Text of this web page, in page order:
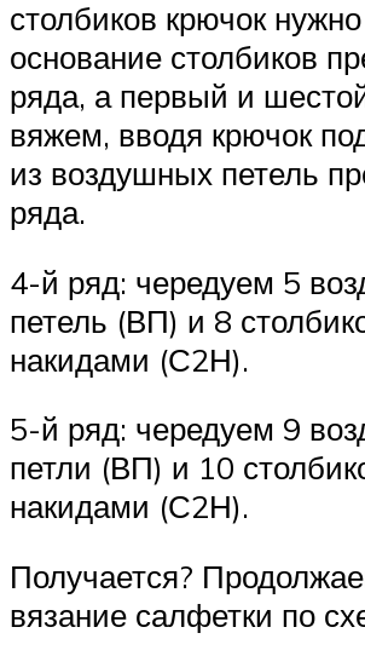
столбиков крючок
основание столбиков
ряда, а первый и
вяжем, вводя крючок
из воздушных петель
ряда.
4-й ряд: чередуем 5
петель (ВП) и 8
накидами (С2Н).
5-й ряд: чередуем 9
петли (ВП) и 10
накидами (С2Н).
Получается?
вязание салфетки по